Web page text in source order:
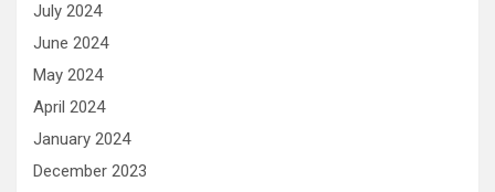
July 2024
June 2024
May 2024
April 2024
January 2024
December 2023